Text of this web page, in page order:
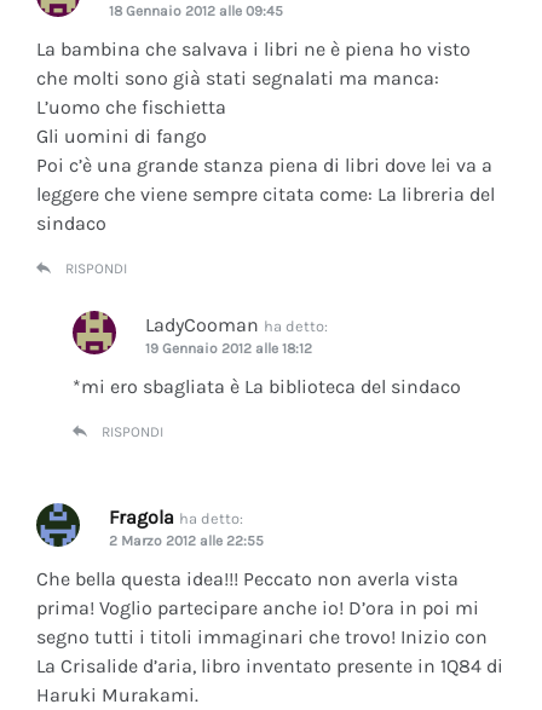
18 Gennaio 2012 alle 09:45
La bambina che salvava i libri ne è piena ho visto
che molti sono già stati segnalati ma manca:
L’uomo che fischietta
Gli uomini di fango
Poi c’è una grande stanza piena di libri dove lei va a
leggere che viene sempre citata come: La libreria del
sindaco
RISPONDI
LadyCooman ha detto:
19 Gennaio 2012 alle 18:12
*mi ero sbagliata è La biblioteca del sindaco
RISPONDI
Fragola ha detto:
2 Marzo 2012 alle 22:55
Che bella questa idea!!! Peccato non averla vista
prima! Voglio partecipare anche io! D’ora in poi mi
segno tutti i titoli immaginari che trovo! Inizio con
La Crisalide d’aria, libro inventato presente in 1Q84 di
Haruki Murakami.